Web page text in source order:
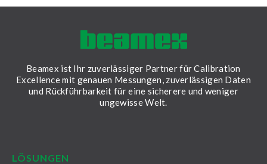
Beamex ist Ihr zuverlässiger Partner für Calibration
Excellence mit genauen Messungen, zuverlässigen Daten
und Rückführbarkeit für eine sicherere und weniger
ungewisse Welt.
LÖSUNGEN